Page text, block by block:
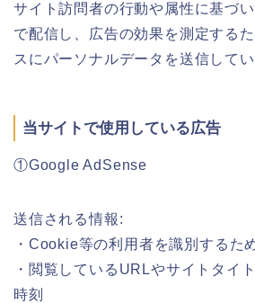
サイト訪問者の行動や属性に基づ
で配信し、広告の効果を測定する
スにパーソナルデータを送信してい
当サイトで使用している広告
①Google AdSense
送信される情報:
・Cookie等の利用者を識別するた
・閲覧しているURLやサイトタイ
時刻